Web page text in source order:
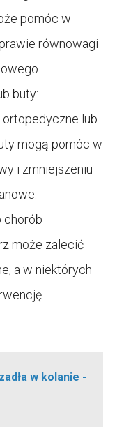
pomóc w
równowagi
buty:
ortopedyczne lub
mogą pomóc w
i zmniejszeniu
chorób
może zalecić
a w niektórych
w kolanie -